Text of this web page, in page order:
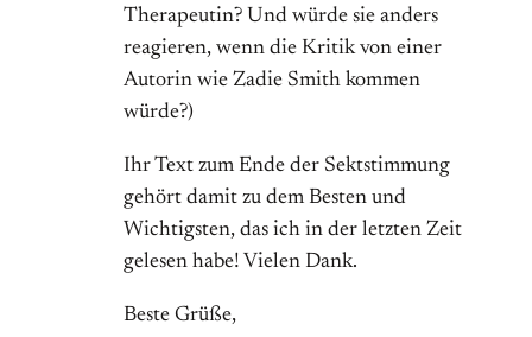
Therapeutin? Und würde sie anders
reagieren, wenn die Kritik von einer
Autorin wie Zadie Smith kommen
würde?)
Ihr Text zum Ende der Sektstimmung
gehört damit zu dem Besten und
Wichtigsten, das ich in der letzten Zeit
gelesen habe! Vielen Dank.
Beste Grüße,